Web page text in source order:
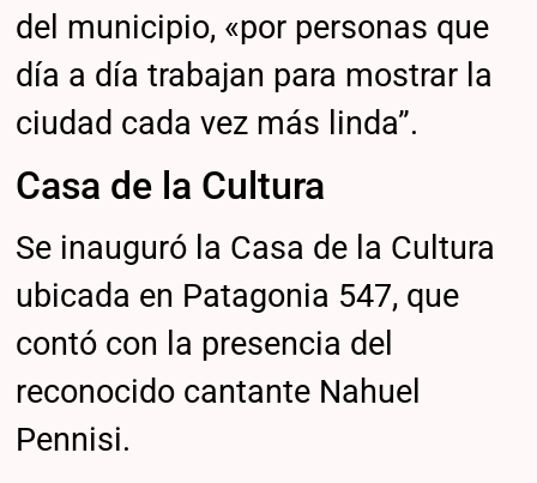
del municipio, «por personas que
día a día trabajan para mostrar la
ciudad cada vez más linda”.
Casa de la Cultura
Se inauguró la Casa de la Cultura
ubicada en Patagonia 547, que
contó con la presencia del
reconocido cantante Nahuel
Pennisi.